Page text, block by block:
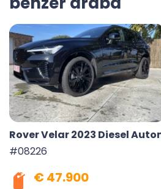
Rover Velar 2023 Diesel
#08226
€ 47.900